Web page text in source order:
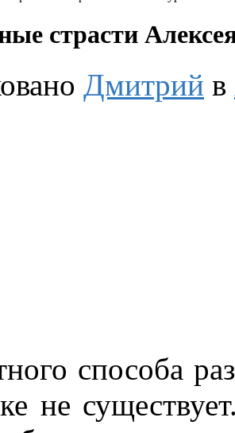
страсти
Дмитрий в
способа
не